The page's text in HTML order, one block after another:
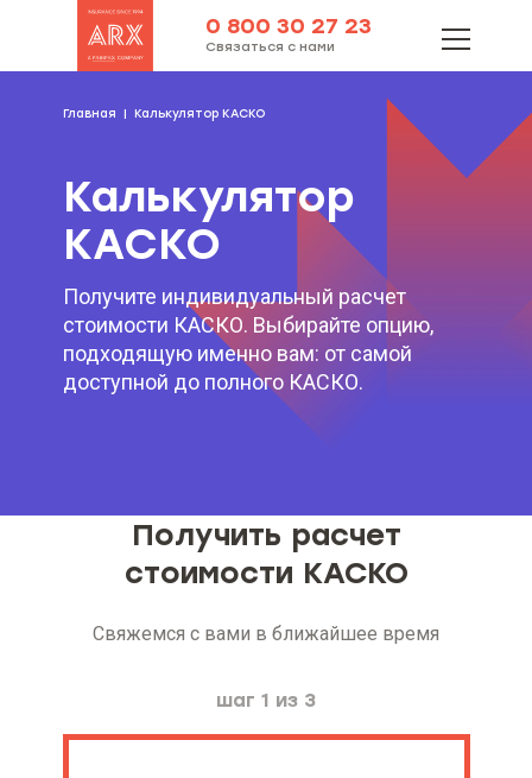
0 800 30 27 23
Связаться с нами
Главная Калькулятор КАСКО
Калькулятор
КАСКО
Получите индивидуальный расчет
стоимости КАСКО. Выбирайте опцию,
подходящую именно вам: от самой
доступной до полного КАСКО.
Получить расчет
стоимости КАСКО
Свяжемся с вами в ближайшее время
шаг 1 из 3